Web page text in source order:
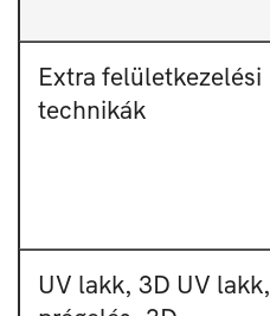
Extra felületkezelési
technikák
UV lakk, 3D UV lakk,